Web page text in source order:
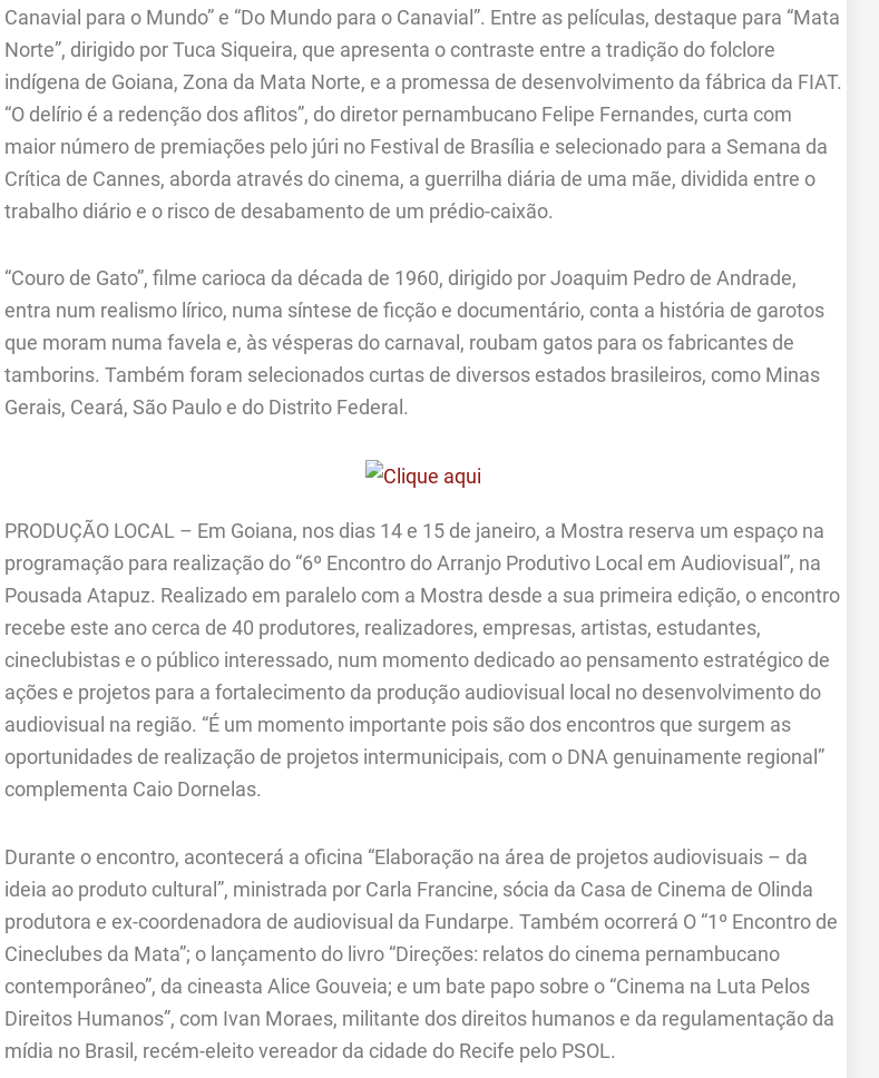
Canavial para o Mundo” e “Do Mundo para o Canavial”. Entre as películas, destaque para “Mata
Norte”, dirigido por Tuca Siqueira, que apresenta o contraste entre a tradição do folclore
indígena de Goiana, Zona da Mata Norte, e a promessa de desenvolvimento da fábrica da FIAT.
“O delírio é a redenção dos aflitos”, do diretor pernambucano Felipe Fernandes, curta com
maior número de premiações pelo júri no Festival de Brasília e selecionado para a Semana da
Crítica de Cannes, aborda através do cinema, a guerrilha diária de uma mãe, dividida entre o
trabalho diário e o risco de desabamento de um prédio-caixão.
“Couro de Gato”, filme carioca da década de 1960, dirigido por Joaquim Pedro de Andrade,
entra num realismo lírico, numa síntese de ficção e documentário, conta a história de garotos
que moram numa favela e, às vésperas do carnaval, roubam gatos para os fabricantes de
tamborins. Também foram selecionados curtas de diversos estados brasileiros, como Minas
Gerais, Ceará, São Paulo e do Distrito Federal.
PRODUÇÃO LOCAL – Em Goiana, nos dias 14 e 15 de janeiro, a Mostra reserva um espaço na
programação para realização do “6º Encontro do Arranjo Produtivo Local em Audiovisual”, na
Pousada Atapuz. Realizado em paralelo com a Mostra desde a sua primeira edição, o encontro
recebe este ano cerca de 40 produtores, realizadores, empresas, artistas, estudantes,
cineclubistas e o público interessado, num momento dedicado ao pensamento estratégico de
ações e projetos para a fortalecimento da produção audiovisual local no desenvolvimento do
audiovisual na região. “É um momento importante pois são dos encontros que surgem as
oportunidades de realização de projetos intermunicipais, com o DNA genuinamente regional”
complementa Caio Dornelas.
Durante o encontro, acontecerá a oficina “Elaboração na área de projetos audiovisuais – da
ideia ao produto cultural”, ministrada por Carla Francine, sócia da Casa de Cinema de Olinda
produtora e ex-coordenadora de audiovisual da Fundarpe. Também ocorrerá O “1º Encontro de
Cineclubes da Mata”; o lançamento do livro “Direções: relatos do cinema pernambucano
contemporâneo”, da cineasta Alice Gouveia; e um bate papo sobre o “Cinema na Luta Pelos
Direitos Humanos”, com Ivan Moraes, militante dos direitos humanos e da regulamentação da
mídia no Brasil, recém-eleito vereador da cidade do Recife pelo PSOL.